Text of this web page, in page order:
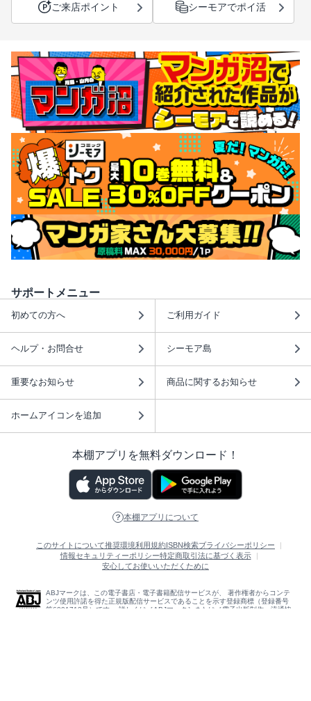
ご来店ポイント シーモアでポイ活
サポートメニュー
初めての方へ ご利用ガイド
ヘルプ・お問合せ シーモア島
重要なお知らせ 商品に関するお知らせ
ホームアイコンを追加
本棚アプリを無料ダウンロード！
本棚アプリについて
このサイトについて推奨環境利用規約ISBN検索プライバシーポリシー
情報セキュリティーポリシー特定商取引法に基づく表示
安心してお使いいただくために
ABJマークは、この電子書店・電子書籍配信サービスが、 著作権者からコンテ
ンツ使用許諾を得た正規版配信サービスであることを示す登録商標（登録番号
第6091713号）です。 詳しくは［ABJマーク］または［電子出版制作・流通協